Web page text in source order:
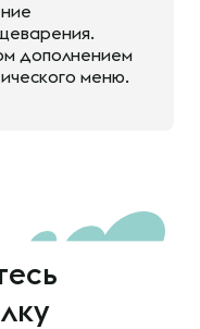
дополнением
меню.